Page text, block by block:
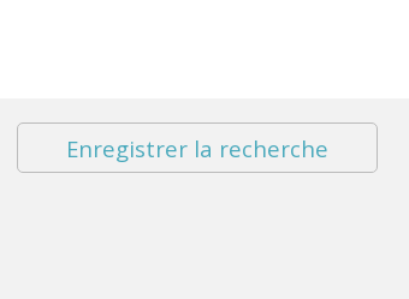
Enregistrer la recherche